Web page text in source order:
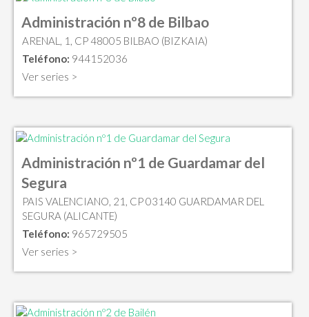
Administración nº8 de Bilbao
ARENAL, 1, CP 48005 BILBAO (BIZKAIA)
Teléfono: 944152036
Ver series >
Administración nº1 de Guardamar del
Segura
PAIS VALENCIANO, 21, CP 03140 GUARDAMAR DEL
SEGURA (ALICANTE)
Teléfono: 965729505
Ver series >